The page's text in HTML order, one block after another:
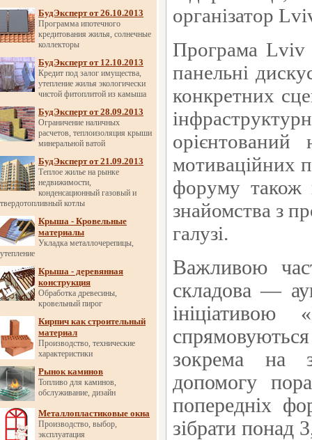
БудЭксперт от 26.10.2013
Программа ипотечного
кредитования жилья, солнечные
коллекторы
БудЭксперт от 12.10.2013
Кредит под залог имущества,
утепление жилья экологически
чистой фитоплитой из камыша
БудЭксперт от 28.09.2013
Ограничение наличных
расчетов, теплоизоляция крыши
минеральной ватой
БудЭксперт от 21.09.2013
Теплое жилье на рынке
недвижимости,
конденсационный газовый и
твердотопливный котлы
Крыша - Кровельные
материалы
Укладка металлочерепицы,
утепление
Крыша - деревянная
конструкция
Обработка древесины,
кровельный пирог
Кирпич как строительный
материал
Производство, технические
характеристики
Рынок каминов
Топливо для каминов,
обслуживание, дизайн
Металлопластиковые окна
Производство, выбор,
эксплуатация
організатор
Програма Lviv
панельні
конкретних
мотиваційних
форуму також
знайомства з
галузі.
Важливою
складова —
зокрема на
допомогу
попередніх
зібрати понад